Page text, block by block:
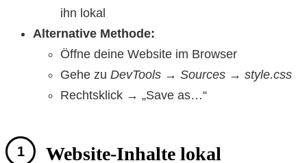
ihn lokal
Alternative Methode:
Öffne deine Website im Browser
Gehe zu DevTools → Sources → style.css
Rechtsklick → „Save as…“
Website-Inhalte lokal